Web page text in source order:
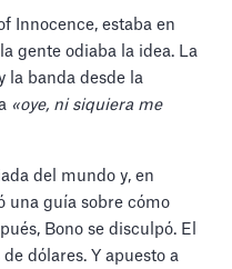
Innocence, estaba en
gente odiaba la idea. La
la banda desde la
«oye, ni siquiera me
del mundo y, en
una guía sobre cómo
Bono se disculpó. El
dólares. Y apuesto a